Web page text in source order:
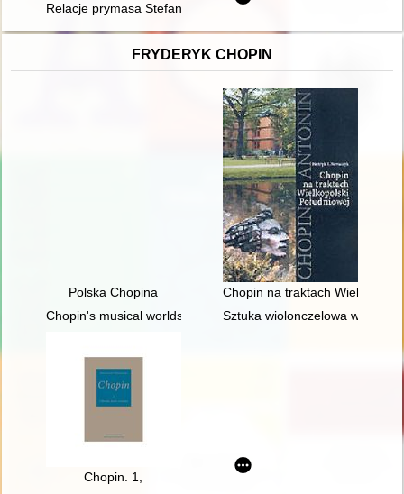
Relacje prymasa Stefana Wyszyńskiego z krakowskim
FRYDERYK CHOPIN
Polska Chopina
Chopin na traktach
Chopin's musical worlds the 1840'sSztuka wiolonczelowa w
Chopin. 1,